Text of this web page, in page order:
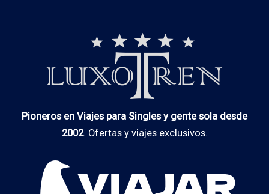
Pioneros en Viajes para Singles y gente sola desde
2002. Ofertas y viajes exclusivos.